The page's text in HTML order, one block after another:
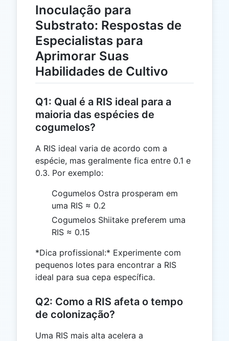
Inoculação para
Substrato: Respostas de
Especialistas para
Aprimorar Suas
Habilidades de Cultivo
Q1: Qual é a RIS ideal para a
maioria das espécies de
cogumelos?
A RIS ideal varia de acordo com a
espécie, mas geralmente fica entre 0.1 e
0.3. Por exemplo:
Cogumelos Ostra prosperam em
uma RIS ≈ 0.2
Cogumelos Shiitake preferem uma
RIS ≈ 0.15
*Dica profissional:* Experimente com
pequenos lotes para encontrar a RIS
ideal para sua cepa específica.
Q2: Como a RIS afeta o tempo
de colonização?
Uma RIS mais alta acelera a